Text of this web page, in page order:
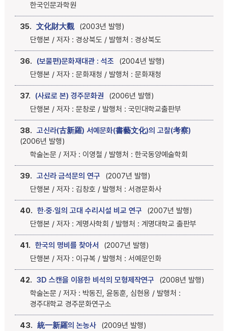
한국인문과학원
35. 文化財大觀
(2003년 발행)
단행본 / 저자 : 경상북도 / 발행처 : 경상북도
36. (보물편)문화재대관 : 석조
(2004년 발행)
단행본 / 저자 : 문화재청 / 발행처 : 문화재청
37. (사료로 본) 경주문화권
(2006년 발행)
단행본 / 저자 : 문창로 / 발행처 : 국민대학교출판부
38. 고신라(古新羅) 서예문화(書藝文化)의 고찰(考察)
(2006년 발행)
학술논문 / 저자 : 이영철 / 발행처 : 한국동양예술학회
39. 고신라 금석문의 연구
(2007년 발행)
단행본 / 저자 : 김창호 / 발행처 : 서경문화사
40. 한·중·일의 고대 수리시설 비교 연구
(2007년 발행)
단행본 / 저자 : 계명사학회 / 발행처 : 계명대학교 출판부
41. 한국의 명비를 찾아서
(2007년 발행)
단행본 / 저자 : 이규복 / 발행처 : 서예문인화
42. 3D 스캔을 이용한 비석의 모형제작연구
(2008년 발행)
학술논문 / 저자 : 박동진, 윤동훈, 심현용 / 발행처 :
경주대학교 경주문화연구소
43. 統一新羅의 논농사
(2009년 발행)